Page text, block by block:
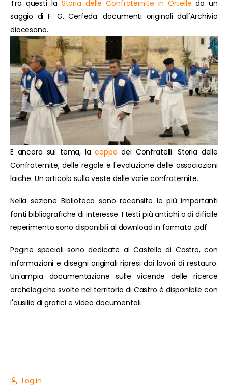
Tra questi la Storia delle Confraternite in Ortelle da un
saggio di F. G. Cerfeda. documenti originali dall'Archivio
diocesano.
E ancora sul tema, lacappa dei Confratelli. Storia delle
Confraternite, delle regole e l'evoluzione delle associazioni
laiche. Un articolo sulla veste delle varie confraternite.
Nella sezione Biblioteca sono recensite le più importanti
fonti bibliografiche di interesse. I testi più antichi o di dificile
reperimento sono disponibili al download in formato .pdf
Pagine speciali sono dedicate al Castello di Castro, con
informazioni e disegni originali ripresi dai lavori di restauro.
Un'ampia documentazione sulle vicende delle ricerce
archelogiche svolte nel territorio di Castro è disponibile con
l'ausilio di grafici e video documentali.
Log in